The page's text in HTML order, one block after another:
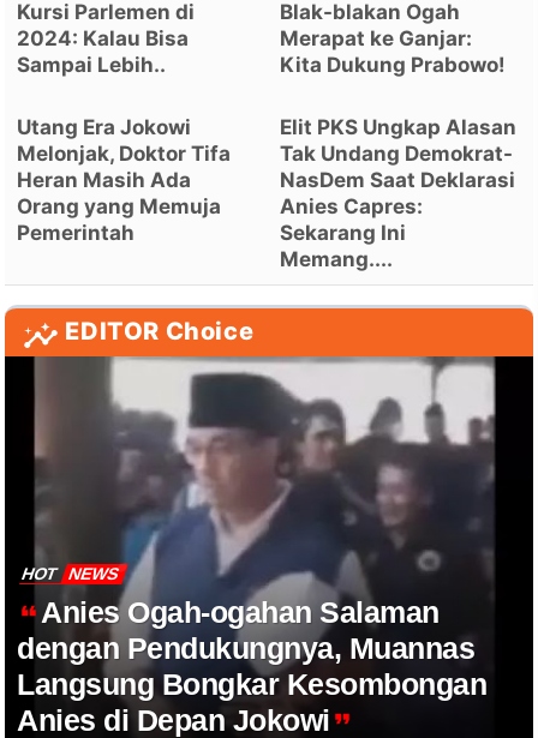
Kursi Parlemen di
2024: Kalau Bisa
Sampai Lebih..
Blak-blakan Ogah
Merapat ke Ganjar:
Kita Dukung Prabowo!
Utang Era Jokowi
Melonjak, Doktor Tifa
Heran Masih Ada
Orang yang Memuja
Pemerintah
Elit PKS Ungkap Alasan
Tak Undang Demokrat-
NasDem Saat Deklarasi
Anies Capres:
Sekarang Ini
Memang....
EDITOR Choice
HOT NEWS
Anies Ogah-ogahan Salaman
dengan Pendukungnya, Muannas
Langsung Bongkar Kesombongan
Anies di Depan Jokowi